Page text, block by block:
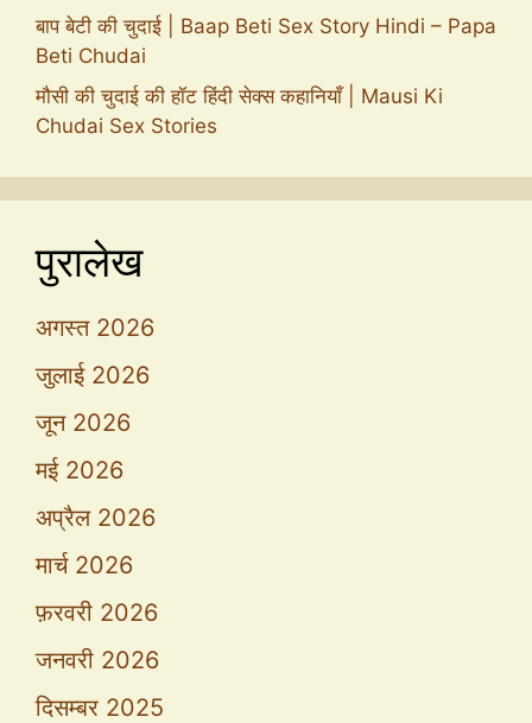
बाप बेटी की चुदाई | Baap Beti Sex Story Hindi – Papa
Beti Chudai
मौसी की चुदाई की हॉट हिंदी सेक्स कहानियाँ | Mausi Ki
Chudai Sex Stories
पुरालेख
अगस्त 2026
जुलाई 2026
जून 2026
मई 2026
अप्रैल 2026
मार्च 2026
फ़रवरी 2026
जनवरी 2026
दिसम्बर 2025